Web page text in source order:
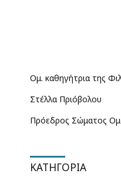
Ομ. καθηγήτρια της
Στέλλα Πριόβολου
Πρόεδρος Σώματος
ΚΑΤΗΓΟΡΊΑ